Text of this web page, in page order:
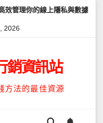
私與數據安全 怎麼讓
2026
銷資訊站
方法的最佳資源